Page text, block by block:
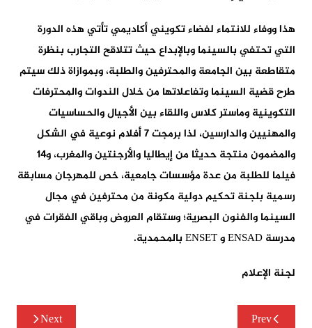
هذا ووفاء للانتماء لفضاء تكويني أكاديمي تأتي هذه الدورة
التي تحتفي بالسينما وبالإبداع حيث تتلاقح التجارب بنظرة
متقاطعة بين الجامعة والمحترفين والطلبة، وبموازاة ذلك سيتم
طرح قضية السينما وتفاعلاتها من خلال الندوات والمحترفات
التكوينية وماستر كلاس واللقاء بين الأجيال والحساسيات
والمهنيين والدارسين، لذا برمجت 7 أفلام نوعية في الشكل
والمضمون منتجة حديثا من إيطاليا والأرجنتين والمغرب، و14
فيلما للطلبة من عدة مؤسسات جامعية، خص للمهرجان مسابقة
رسمية بلجنة تحكيم دولية مكونة من محترفين في مجال
السينما والفنون البصرية؛ وستقام العروض وباقي الفقرات في
مدرسة ENSAD و ENSET بالمحمدية.
لجنة الإعلام
تصفّحPrev
Next